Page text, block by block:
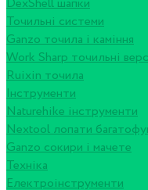
DexShell шапки
Точильні системи
Ganzo точила і каміння
Work Sharp точильні
Ruixin точила
Інструменти
Naturehike інструменти
Nextool лопати
Ganzo сокири і мачете
Техніка
Електроінструменти